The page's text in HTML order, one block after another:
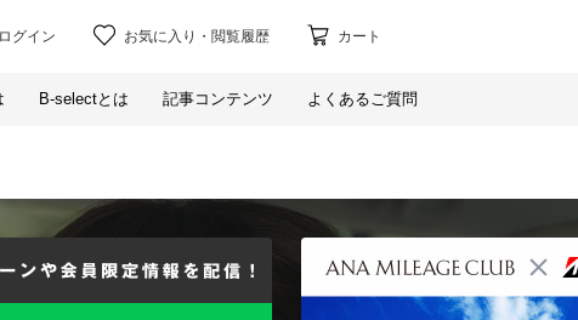
グイン お気に入り ・ 閲覧履歴 カート
B-selectとは 記事コンテンツ よくあるご質問
ラインストア